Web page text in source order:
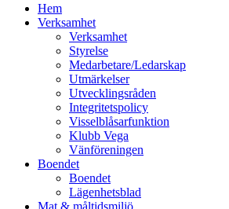
Hem
Verksamhet
Verksamhet
Styrelse
Medarbetare/Ledarskap
Utmärkelser
Utvecklingsråden
Integritetspolicy
Visselblåsarfunktion
Klubb Vega
Vänföreningen
Boendet
Boendet
Lägenhetsblad
Mat & måltidsmiljö